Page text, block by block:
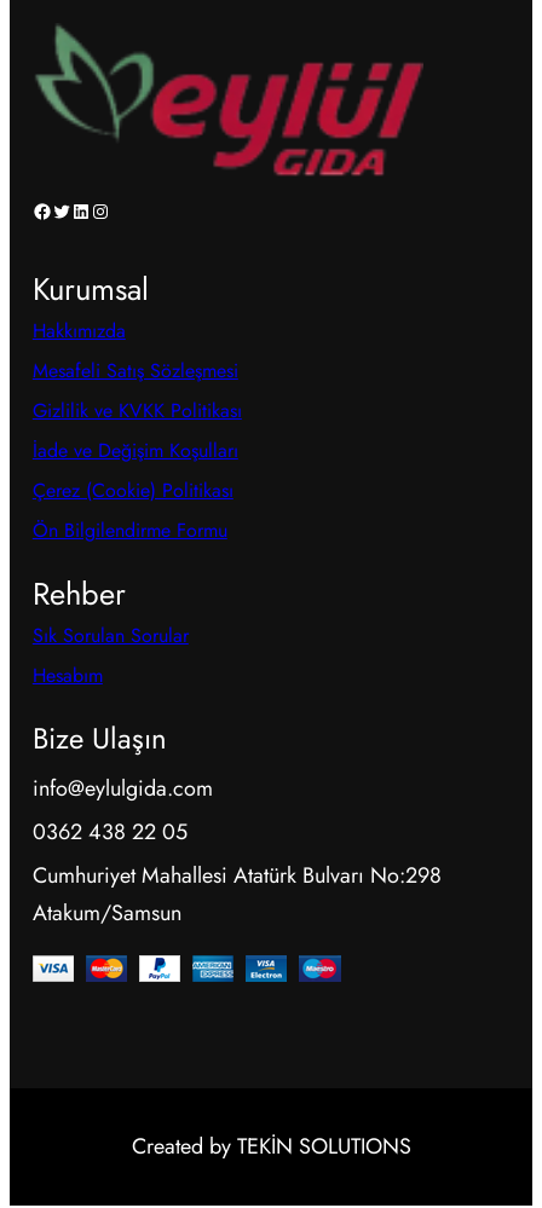
Facebook Twitter LinkedIn Instagram
Kurumsal
Hakkımızda
Mesafeli Satış Sözleşmesi
Gizlilik ve KVKK Politikası
İade ve Değişim Koşulları
Çerez (Cookie) Politikası
Ön Bilgilendirme Formu
Rehber
Sık Sorulan Sorular
Hesabım
Bize Ulaşın
info@eylulgida.com
0362 438 22 05
Cumhuriyet Mahallesi Atatürk Bulvarı No:298
Atakum/Samsun
Created by TEKİN SOLUTIONS